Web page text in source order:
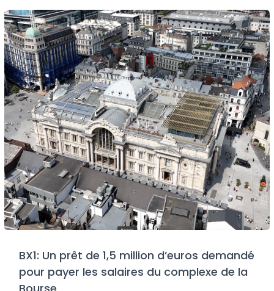
BX1: Un prêt de 1,5 million d’euros demandé
pour payer les salaires du complexe de la